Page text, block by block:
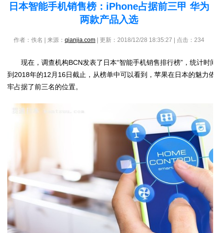
日本智能手机销售榜：iPhone占据前三甲 华为
两款产品入选
作者：佚名 | 来源： qianjia.com | 更新：2018/12/28 18:35:27 | 点击： 234
现在，调查机构BCN发表了日本“智能手机销售排行榜”，统计时
到2018年的12月16日截止，从榜单中可以看到，苹果在日本的魅力
牢占据了前三名的位置。